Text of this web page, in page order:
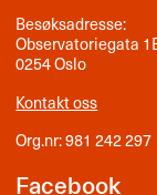
Besøksadresse:
Observatoriegata
0254 Oslo
Kontakt oss
Org.nr: 981 242 297
Facebook